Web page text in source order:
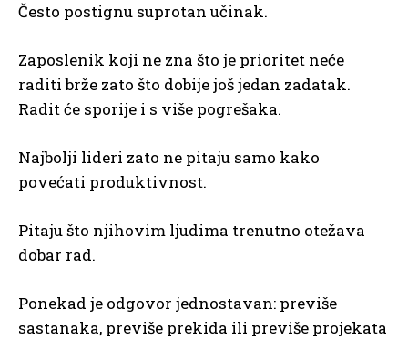
Često postignu suprotan učinak.
Zaposlenik koji ne zna što je prioritet neće
raditi brže zato što dobije još jedan zadatak.
Radit će sporije i s više pogrešaka.
Najbolji lideri zato ne pitaju samo kako
povećati produktivnost.
Pitaju što njihovim ljudima trenutno otežava
dobar rad.
Ponekad je odgovor jednostavan: previše
sastanaka, previše prekida ili previše projekata